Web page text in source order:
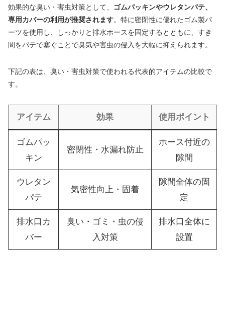
効果的な臭い・害虫対策として、
ゴムパッキンやウレタンパテ、
専用カバーの利用が推奨されます。特に密閉性に優れたゴム製パ
ーツを使用し、しっかりと排水ホースを固定するとともに、すき
間をパテで塞ぐことで臭気や害虫の侵入を大幅に抑えられます。
下記の表は、臭い・害虫対策で使われる代表的アイテムの比較で
す。
アイテム 効果 使用ポイント
ゴムパッ
キン
密閉性・水漏れ防止
ホース付近の
隙間
ウレタン
パテ
気密性向上・固着
隙間全体の固
定
排水口カ
バー
臭い・ゴミ・虫の侵
入対策
排水口全体に
設置